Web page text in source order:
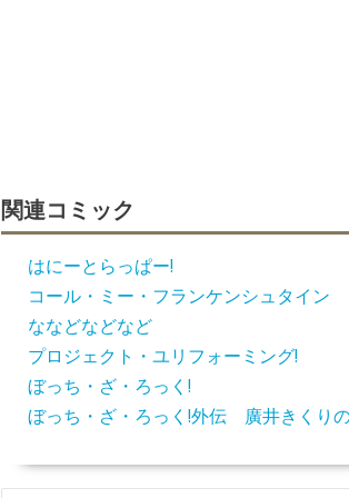
関連コミック
はにーとらっぱー!
コール・ミー・フランケンシュタイン
ななどなどなど
プロジェクト・ユリフォーミング!
ぼっち・ざ・ろっく!
ぼっち・ざ・ろっく!外伝 廣井きくり